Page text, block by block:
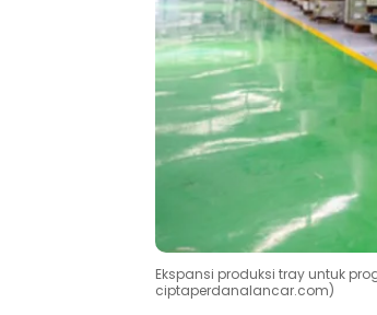
Ekspansi produksi tray untuk
ciptaperdanalancar.com)